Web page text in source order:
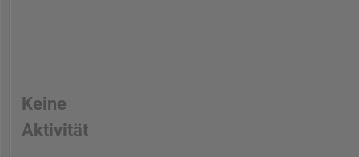
Keine
Aktivität